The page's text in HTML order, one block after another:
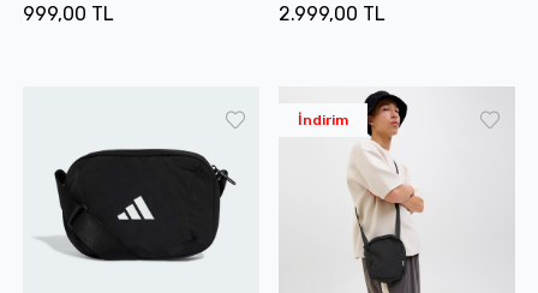
999,00 TL 2.999,00 TL
İndirim